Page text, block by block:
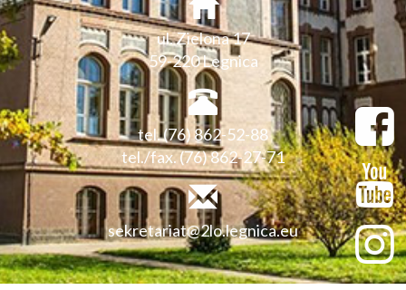
ul. Zielona 17
59-220 Legnica
tel. (76) 862-52-88
tel./fax. (76) 862-27-71
sekretariat@2lo.legnica.eu